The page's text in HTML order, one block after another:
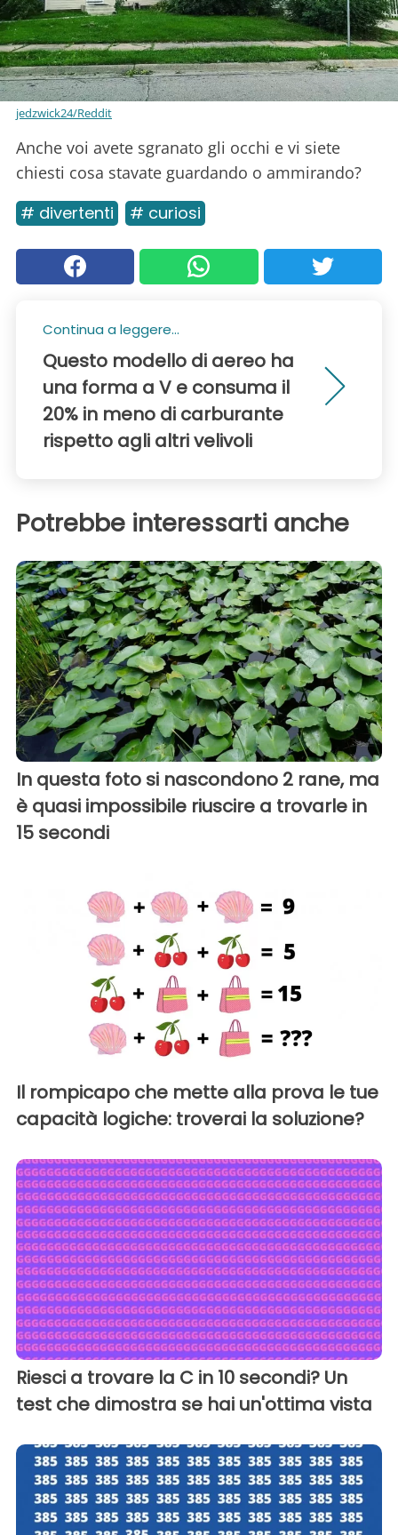
jedzwick24/Reddit
Anche voi avete sgranato gli occhi e vi siete
chiesti cosa stavate guardando o ammirando?
# divertenti # curiosi
Continua a leggere...
Questo modello di aereo ha
una forma a V e consuma il
20% in meno di carburante
rispetto agli altri velivoli
Potrebbe interessarti anche
In questa foto si nascondono 2 rane, ma
è quasi impossibile riuscire a trovarle in
15 secondi
Il rompicapo che mette alla prova le tue
capacità logiche: troverai la soluzione?
Riesci a trovare la C in 10 secondi? Un
test che dimostra se hai un'ottima vista